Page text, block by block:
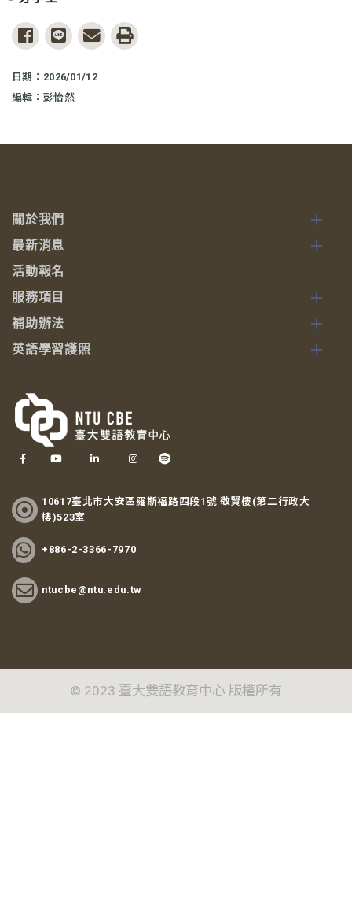
share to facebook
share to line
share to email
print
日期：2026/01/12
編輯：彭怡然
10617臺北市大安區羅斯福路四段1號 敬賢樓(第二行政大
樓)523室
+886-2-3366-7970
ntucbe@ntu.edu.tw
關於我們
最新消息
活動報名
服務項目
補助辦法
英語學習護照
© 2023 臺大雙語教育中心 版權所有